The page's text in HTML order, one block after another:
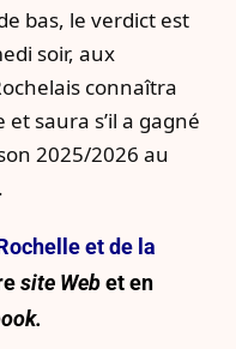
bas, le verdict est
soir, aux
connaîtra
et saura s’il a gagné
2025/2026 au
et de la
site Webet en